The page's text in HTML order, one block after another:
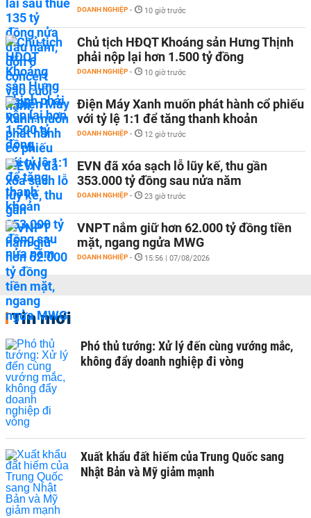
DOANH NGHIỆP - 10 giờ trước
Chủ tịch HĐQT Khoáng sản Hưng Thịnh
phải nộp lại hơn 1.500 tỷ đồng
DOANH NGHIỆP - 10 giờ trước
Điện Máy Xanh muốn phát hành cổ phiếu
với tỷ lệ 1:1 để tăng thanh khoản
DOANH NGHIỆP - 12 giờ trước
EVN đã xóa sạch lỗ lũy kế, thu gần
353.000 tỷ đồng sau nửa năm
DOANH NGHIỆP - 23 giờ trước
VNPT nắm giữ hơn 62.000 tỷ đồng tiền
mặt, ngang ngửa MWG
DOANH NGHIỆP - 15:56 | 07/08/2026
Tin mới
Phó thủ tướng: Xử lý đến cùng vướng mắc,
không đẩy doanh nghiệp đi vòng
Xuất khẩu đất hiếm của Trung Quốc sang
Nhật Bản và Mỹ giảm mạnh